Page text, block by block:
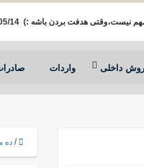
نیست،وقتی هدفت بردن باشه :) ️ 1405/05/14
داخلی واردات
/ده